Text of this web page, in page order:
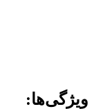
ویژگی‌ها: